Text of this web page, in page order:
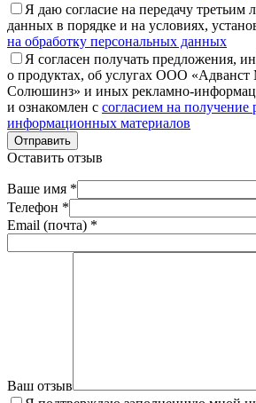
Я даю согласие на передачу третьим
данных в порядке и на условиях,
на обработку персональных данных
Я согласен получать предложения,
о продуктах, об услугах ООО
Солюшинз» и иных рекламно-
и ознакомлен с согласием на
информационных материалов
Отправить
Оставить отзыв
Ваше имя *
Телефон *
Email (почта) *
Ваш отзыв